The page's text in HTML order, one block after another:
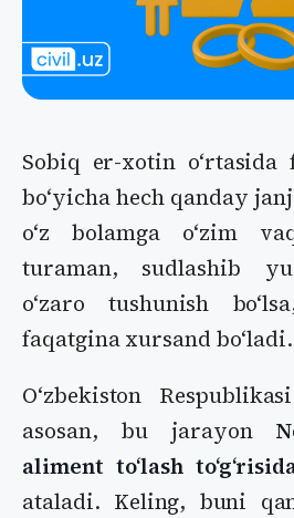
Sobiq er-xotin oʻrtasida
boʻyicha hech qanday
oʻz bolamga oʻzim
turaman, sudlashib
oʻzaro tushunish
faqatgina xursand boʻladi.
Oʻzbekiston
asosan, bu jarayon
aliment toʻlash
ataladi. Keling, buni